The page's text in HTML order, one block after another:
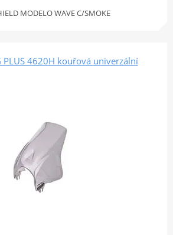
MODELO WAVE C/SMOKE
PLUS 4620H kouřová univerzální